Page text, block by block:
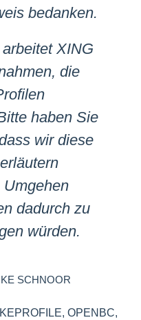
bedanken.
XING
die
haben Sie
wir diese
dadurch zu
würden.
SCHNOOR
, OPENBC,